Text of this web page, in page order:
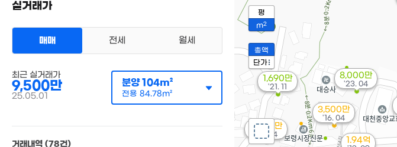
8,000만
'23. 04
1,690만
'21. 11
5,000만
'21. 04
3,500만
'16. 04
1.94억
평
m2
총액
단가
실거래가
매매 전세 월세
최근 실거래가
9,500만
25.05.01
분양104m²
전용 84.78m²
거래내역 (78건)